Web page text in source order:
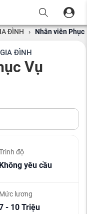
ĐÌNH › Nhân viên Phục
ĐÌNH
Vụ
độ
Không yêu cầu
Mức lương
- 10 Triệu